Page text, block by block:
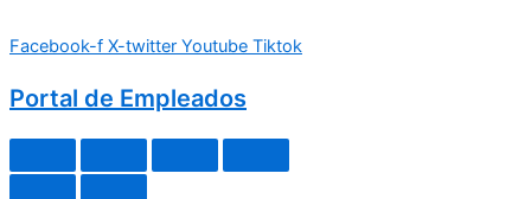
Facebook-f X-twitter Youtube Tiktok
Portal de Empleados